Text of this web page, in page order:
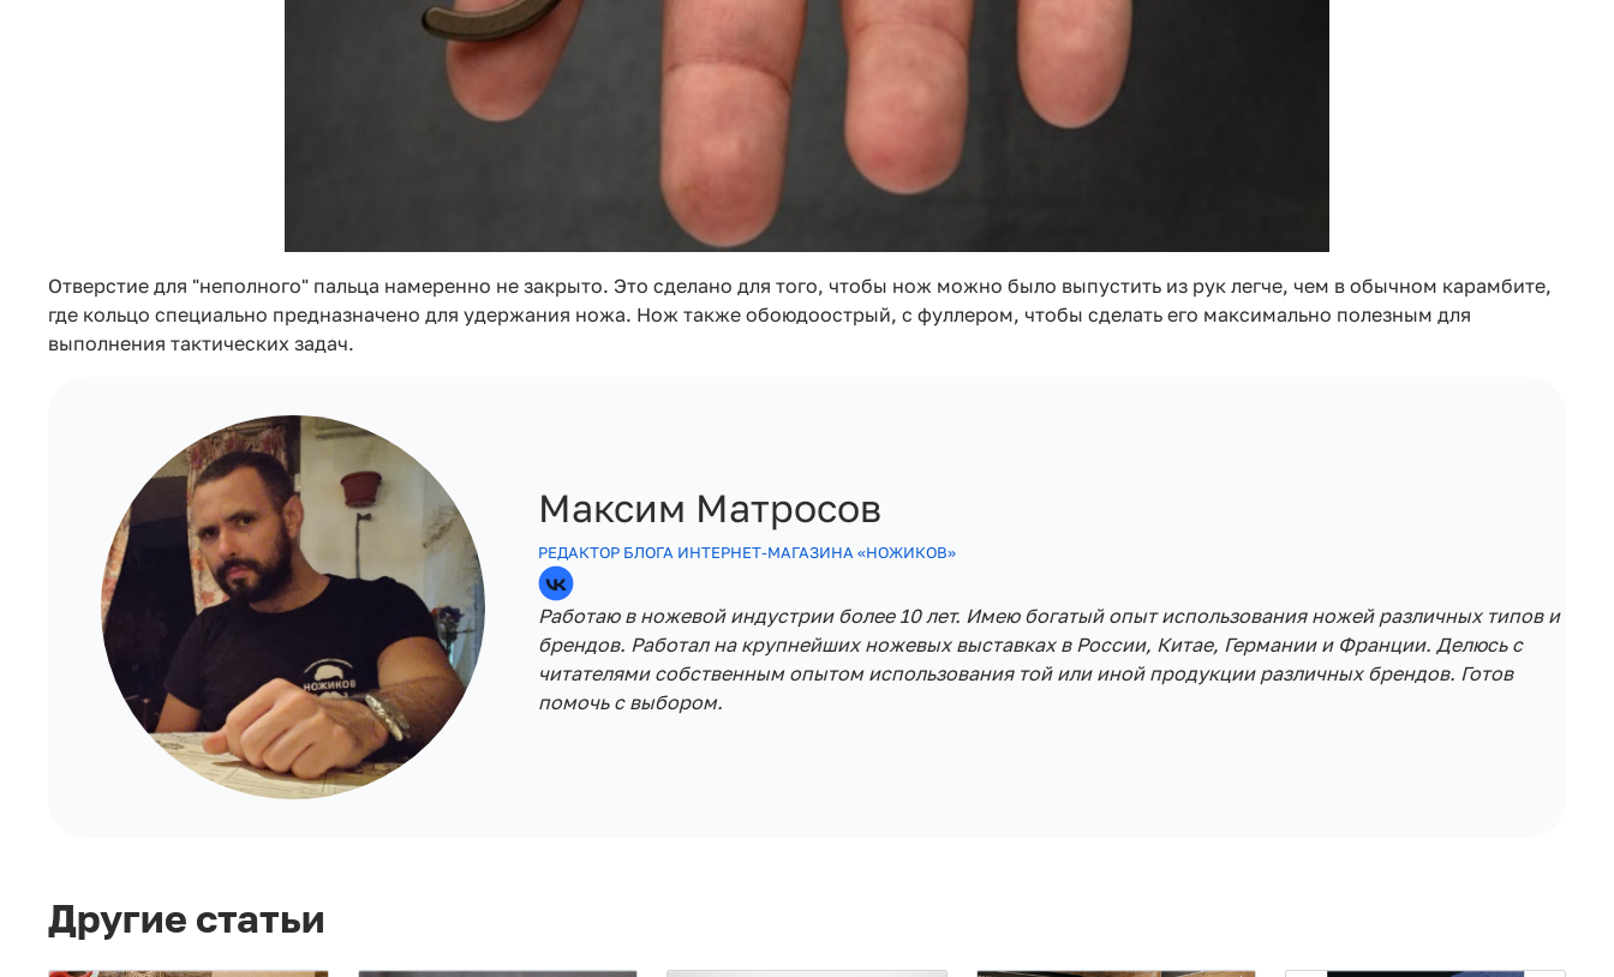
Отверстие для "неполного" пальца намеренно не закрыто. Это сделано для того, чтобы нож можно было выпустить из рук легче, чем в обычном карамбите,
где кольцо специально предназначено для удержания ножа. Нож также обоюдоострый, с фуллером, чтобы сделать его максимально полезным для
выполнения тактических задач.
Максим Матросов
РЕДАКТОР БЛОГА ИНТЕРНЕТ-МАГАЗИНА «НОЖИКОВ»
Работаю в ножевой индустрии более 10 лет. Имею богатый опыт использования ножей различных типов и
брендов. Работал на крупнейших ножевых выставках в России, Китае, Германии и Франции. Делюсь с
читателями собственным опытом использования той или иной продукции различных брендов. Готов
помочь с выбором.
Другие статьи